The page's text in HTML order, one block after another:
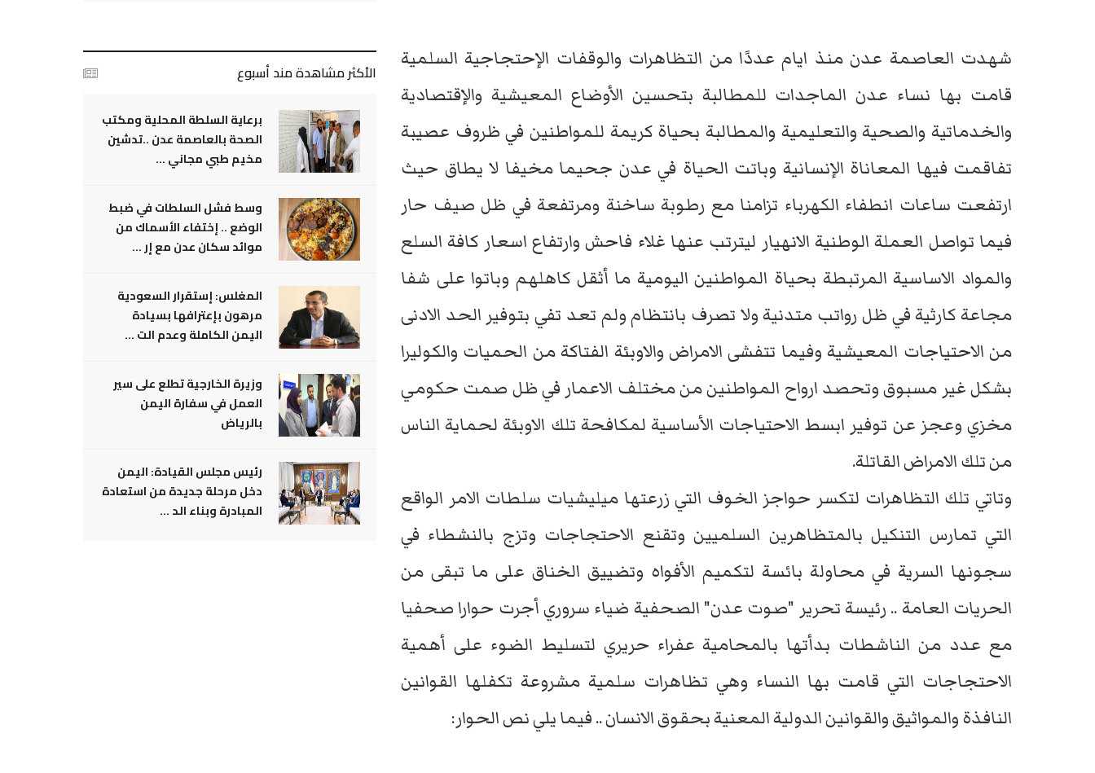
شهدت العاصمة عدن منذ ايام عددًا من التظاهرات والوقفات الإحتجاجية السلمية
قامت بها نساء عدن الماجدات للمطالبة بتحسين الأوضاع المعيشية والإقتصادية
والخدماتية والصحية والتعليمية والمطالبة بحياة كريمة للمواطنين في ظروف عصيبة
تفاقمت فيها المعاناة الإنسانية وباتت الحياة في عدن جحيما مخيفا لا يطاق حيث
ارتفعت ساعات انطفاء الكهرباء تزامنا مع رطوبة ساخنة ومرتفعة في ظل صيف حار
فيما تواصل العملة الوطنية الانهيار ليترتب عنها غلاء فاحش وارتفاع اسعار كافة السلع
والمواد الاساسية المرتبطة بحياة المواطنين اليومية ما أثقل كاهلهم وباتوا على شفا
مجاعة كارثية في ظل رواتب متدنية ولا تصرف بانتظام ولم تعد تفي بتوفير الحد الادنى
من الاحتياجات المعيشية وفيما تتفشى الامراض والاوبئة الفتاكة من الحميات والكوليرا
بشكل غير مسبوق وتحصد ارواح المواطنين من مختلف الاعمار في ظل صمت حكومي
مخزي وعجز عن توفير ابسط الاحتياجات الأساسية لمكافحة تلك الاوبئة لحماية الناس
من تلك الامراض القاتلة.
وتاتي تلك التظاهرات لتكسر حواجز الخوف التي زرعتها ميليشيات سلطات الامر الواقع
التي تمارس التنكيل بالمتظاهرين السلميين وتقنع الاحتجاجات وتزج بالنشطاء في
سجونها السرية في محاولة بائسة لتكميم الأفواه وتضييق الخناق على ما تبقى من
الحريات العامة .. رئيسة تحرير "صوت عدن" الصحفية ضياء سروري أجرت حوارا صحفيا
مع عدد من الناشطات بدأتها بالمحامية عفراء حريري لتسليط الضوء على أهمية
الاحتجاجات التي قامت بها النساء وهي تظاهرات سلمية مشروعة تكفلها القوانين
النافذة والمواثيق والقوانين الدولية المعنية بحقوق الانسان .. فيما يلي نص الحوار:
الأكثر مشاهدة مند أسبوع
برعاية السلطة المحلية ومكتب
الصحة بالعاصمة عدن ..تدشين
مخيم طبي مجاني ...
وسط فشل السلطات في ضبط
الوضع .. إختفاء الأسماك من
موائد سكان عدن مع إر ...
المغلس: إستقرار السعودية
مرهون بإعترافها بسيادة
اليمن الكاملة وعدم الت ...
وزيرة الخارجية تطلع على سير
العمل في سفارة اليمن
بالرياض
رئيس مجلس القيادة: اليمن
دخل مرحلة جديدة من استعادة
المبادرة وبناء الد ...